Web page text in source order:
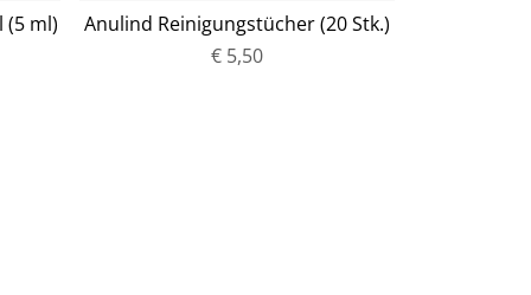
(5 ml)
Anulind Reinigungstücher (20 Stk.)
€ 5,50P